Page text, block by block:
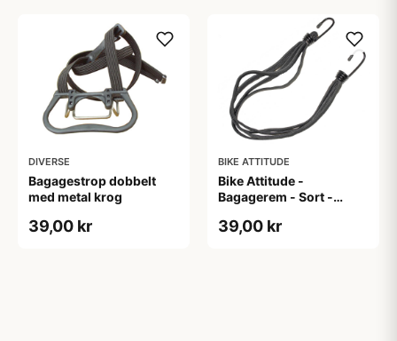
DIVERSE
Bagagestrop dobbelt
med metal krog
39,00 kr
BIKE ATTITUDE
Bike Attitude -
Bagagerem - Sort -
39,00 kr